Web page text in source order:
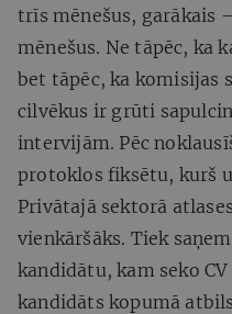
trīs mēnešus, garākais
mēnešus. Ne tāpēc, ka
bet tāpēc, ka komisijas
cilvēkus ir grūti
intervijām. Pēc
protoklos fiksētu, kurš
Privātajā sektorā
vienkāršāks. Tiek
kandidātu, kam seko
kandidāts kopumā